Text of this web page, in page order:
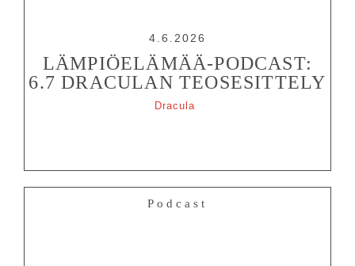
4.6.2026
LÄMPIÖELÄMÄÄ-PODCAST:
6.7 DRACULAN TEOSESITTELY
Dracula
Podcast